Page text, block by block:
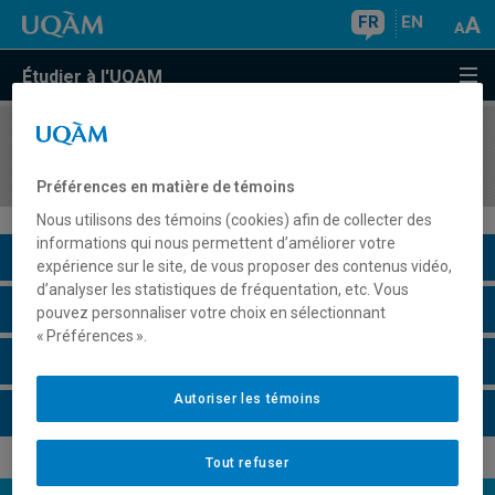
FR EN
Étudier à l'UQAM
COURS//
Description du cours
Horaire - Été 2026
Préférences en matière de témoins
Nous utilisons des témoins (cookies) afin de collecter des
informations qui nous permettent d’améliorer votre
expérience sur le site, de vous proposer des contenus vidéo,
d’analyser les statistiques de fréquentation, etc. Vous
pouvez personnaliser votre choix en sélectionnant
« Préférences ».
Tout refuser
Autoriser les témoins